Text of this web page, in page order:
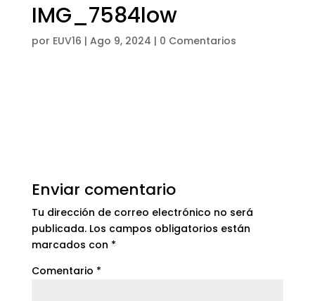
IMG_7584low
por EUV16 | Ago 9, 2024 | 0 Comentarios
Enviar comentario
Tu dirección de correo electrónico no será
publicada. Los campos obligatorios están
marcados con *
Comentario *